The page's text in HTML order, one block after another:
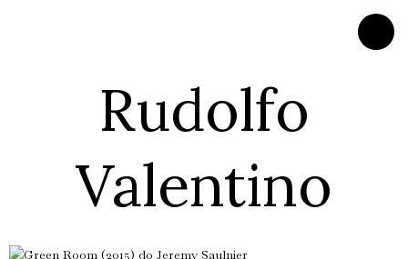
Rudolfo
Valentino